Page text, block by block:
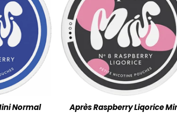
Normal Après Raspberry Liqorice